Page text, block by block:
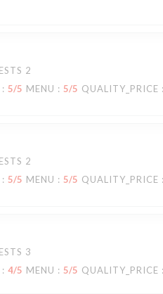
2
: 5/5 MENU : 5/5 QUALITY_PRICE
2
: 5/5 MENU : 5/5 QUALITY_PRICE
3
: 4/5 MENU : 5/5 QUALITY_PRICE